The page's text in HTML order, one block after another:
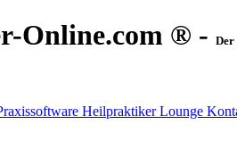
Online.com ® - Der
Heilpraktiker Lounge